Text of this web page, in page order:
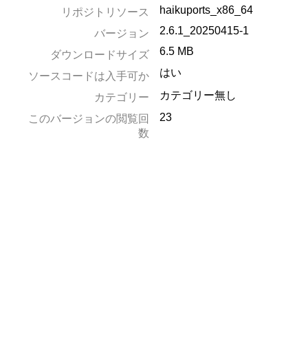
リポジトリソース
haikuports_x86_64
バージョン
2.6.1_20250415-1
ダウンロードサイズ 6.5 MB
ソースコードは入手可か はい
カテゴリー
カテゴリー無し
このバージョンの閲覧回
数
23